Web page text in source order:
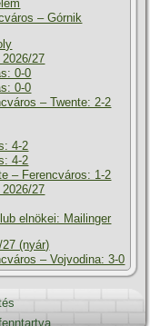
– Górnik
27
0-0
0-0
– Twente: 2-2
4-2
4-2
– Ferencváros: 1-2
27
elnökei: Mailinger
(nyár)
– Vojvodina: 3-0